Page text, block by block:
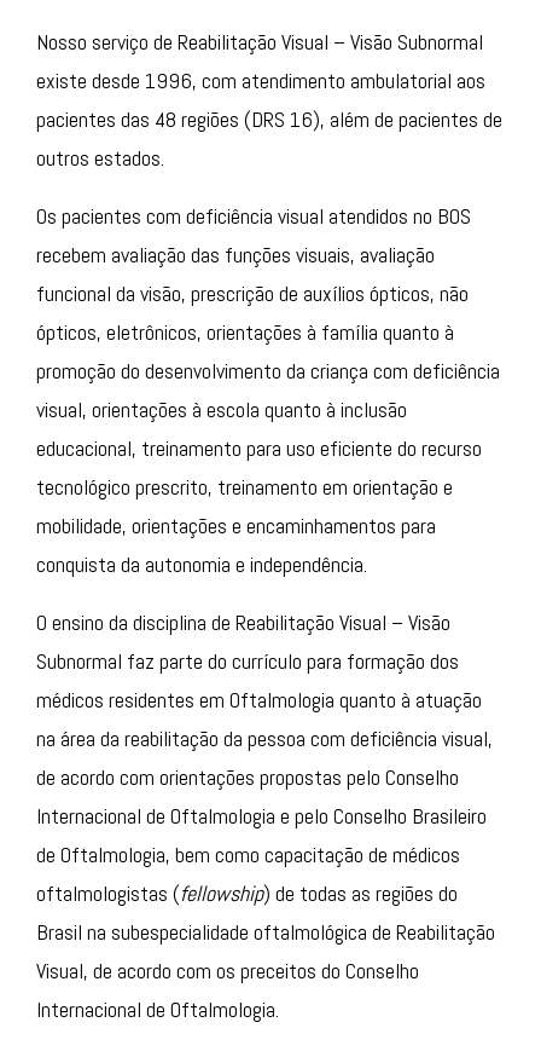
Nosso serviço de Reabilitação Visual – Visão Subnormal
existe desde 1996, com atendimento ambulatorial aos
pacientes das 48 regiões (DRS 16), além de pacientes de
outros estados.
Os pacientes com deficiência visual atendidos no BOS
recebem avaliação das funções visuais, avaliação
funcional da visão, prescrição de auxílios ópticos, não
ópticos, eletrônicos, orientações à família quanto à
promoção do desenvolvimento da criança com deficiência
visual, orientações à escola quanto à inclusão
educacional, treinamento para uso eficiente do recurso
tecnológico prescrito, treinamento em orientação e
mobilidade, orientações e encaminhamentos para
conquista da autonomia e independência.
O ensino da disciplina de Reabilitação Visual – Visão
Subnormal faz parte do currículo para formação dos
médicos residentes em Oftalmologia quanto à atuação
na área da reabilitação da pessoa com deficiência visual,
de acordo com orientações propostas pelo Conselho
Internacional de Oftalmologia e pelo Conselho Brasileiro
de Oftalmologia, bem como capacitação de médicos
oftalmologistas (fellowship) de todas as regiões do
Brasil na subespecialidade oftalmológica de Reabilitação
Visual, de acordo com os preceitos do Conselho
Internacional de Oftalmologia.